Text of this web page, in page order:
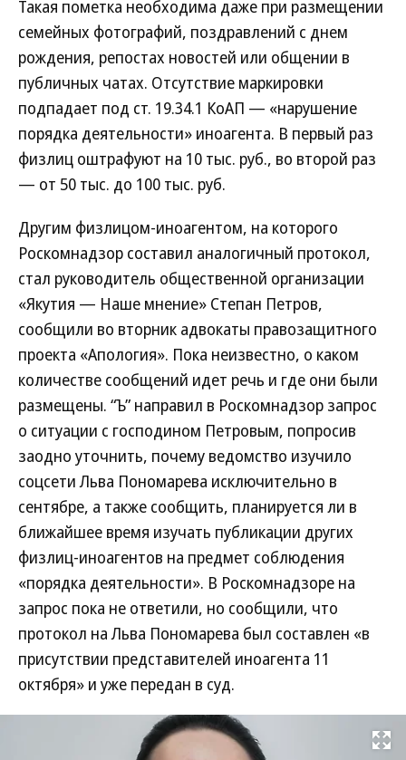
Такая пометка необходима даже при размещении
семейных фотографий, поздравлений с днем
рождения, репостах новостей или общении в
публичных чатах. Отсутствие маркировки
подпадает под ст. 19.34.1 КоАП — «нарушение
порядка деятельности» иноагента. В первый раз
физлиц оштрафуют на 10 тыс. руб., во второй раз
— от 50 тыс. до 100 тыс. руб.
Другим физлицом-иноагентом, на которого
Роскомнадзор составил аналогичный протокол,
стал руководитель общественной организации
«Якутия — Наше мнение» Степан Петров,
сообщили во вторник адвокаты правозащитного
проекта «Апология». Пока неизвестно, о каком
количестве сообщений идет речь и где они были
размещены. “Ъ” направил в Роскомнадзор запрос
о ситуации с господином Петровым, попросив
заодно уточнить, почему ведомство изучило
соцсети Льва Пономарева исключительно в
сентябре, а также сообщить, планируется ли в
ближайшее время изучать публикации других
физлиц-иноагентов на предмет соблюдения
«порядка деятельности». В Роскомнадзоре на
запрос пока не ответили, но сообщили, что
протокол на Льва Пономарева был составлен «в
присутствии представителей иноагента 11
октября» и уже передан в суд.
Развернуть